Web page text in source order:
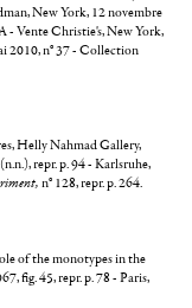
New York, 12 novembre
- Vente Christie's, New York,
2010, n° 37 - Collection
Helly Nahmad Gallery,
repr. p. 94 - Karlsruhe,
n° 128, repr. p. 264.
of the monotypes in the
fig. 45, repr. p. 78 - Paris,